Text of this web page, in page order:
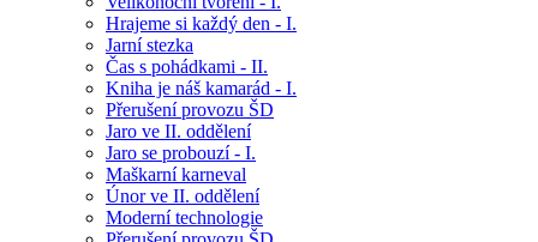
Hrajeme si každý den - I.
Jarní stezka
Čas s pohádkami - II.
Kniha je náš kamarád - I.
Přerušení provozu ŠD
Jaro ve II. oddělení
Jaro se probouzí - I.
Maškarní karneval
Únor ve II. oddělení
Moderní technologie